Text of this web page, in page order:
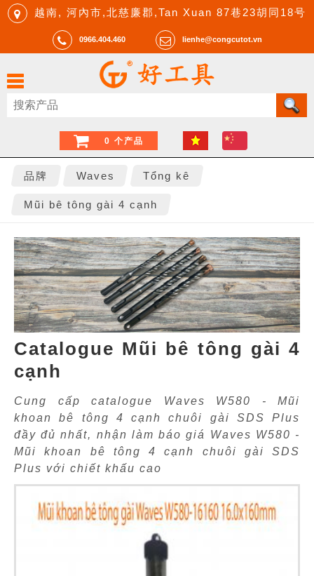
越南, 河內市,北慈廉郡,Tan Xuan 87巷23胡同18号
0966.404.460 lienhe@congcutot.vn
0 个产品
品牌 Waves Tổng kê
Mũi bê tông gài 4 cạnh
Catalogue Mũi bê tông gài 4
cạnh
Cung cấp catalogue Waves W580 - Mũi
khoan bê tông 4 cạnh chuôi gài SDS Plus
đầy đủ nhất, nhận làm báo giá Waves W580 -
Mũi khoan bê tông 4 cạnh chuôi gài SDS
Plus với chiết khấu cao